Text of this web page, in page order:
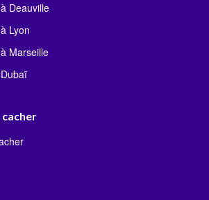
Deauville
Lyon
Marseille
cacher